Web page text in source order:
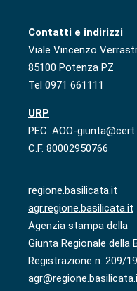
Contatti e indirizzi
Viale Vincenzo
85100 Potenza PZ
Tel 0971 661111
URP
PEC: AOO-
C.F. 80002950766
regione.basilicata.it
agr.regione.basilicata.it
Agenzia stampa della
Giunta Regionale della
Registrazione n. 209/